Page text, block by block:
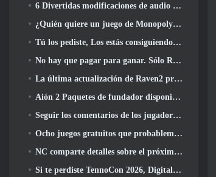
6 Divertidas modificaciones de audio que debes probar para Marvel Rivals
¿Quién quiere un juego de Monopoly RuneScape?? Porque uno está en camino
Tú los pediste, Los estás consiguiendo. Los dragones están llegando a Albion Online
No hay que pagar para ganar. Sólo Ragnarök. Origin Classic se lanza en julio 23
La última actualización de Raven2 presenta el sistema de despertar de habilidades, Brindar a los jugadores más formas de mejorar sus habilidades
Aión 2 Paquetes de fundador disponibles para su compra, Completo con cinco días de acceso anticipado
Seguir los comentarios de los jugadores, Los jugadores de League Of Legends Classic no tendrán que pagar por máscaras clásicas
Ocho juegos gratuitos que probablemente pasaste por alto y que forman parte del Train Fest de Steam
NC comparte detalles sobre el próximo acceso anticipado de Aion 2
Si te perdiste TennoCon 2026, Digital Extremes comparte todos los paneles